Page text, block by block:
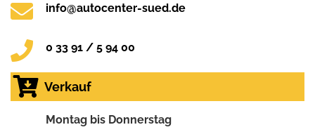
info@autocenter-sued.de
0 33 91 / 5 94 00
Verkauf
Montag bis Donnerstag